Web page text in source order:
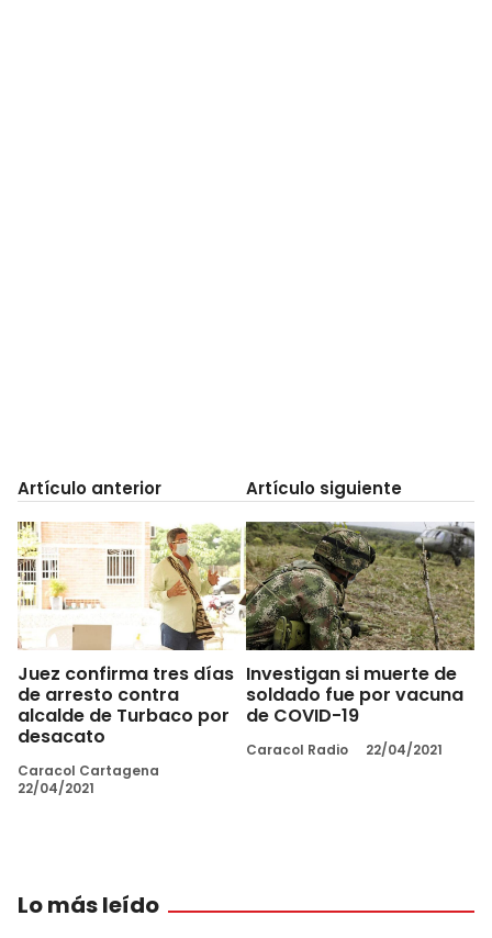
Artículo anterior
Juez confirma tres días
de arresto contra
alcalde de Turbaco por
desacato
Caracol Cartagena
22/04/2021
Artículo siguiente
Investigan si muerte de
soldado fue por vacuna
de COVID-19
Caracol Radio 22/04/2021
Lo más leído